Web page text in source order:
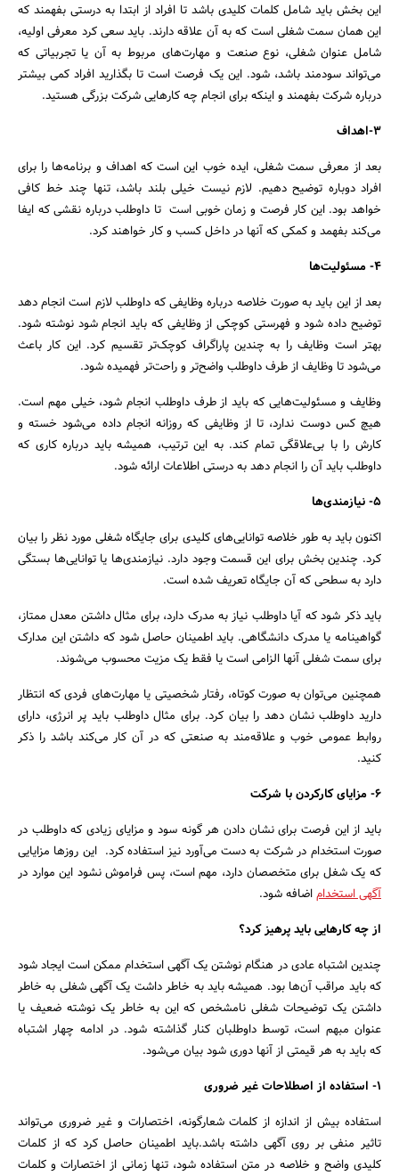
این بخش باید شامل کلمات کلیدی باشد تا افراد از ابتدا به درستی بفهمند که
این همان سمت شغلی است که به آن علاقه دارند. باید سعی کرد معرفی اولیه،
شامل عنوان شغلی، نوع صنعت و مهارت‌های مربوط به آن یا تجربیاتی که
می‌تواند سودمند باشد، شود. این یک فرصت است تا بگذارید افراد کمی بیشتر
درباره شرکت بفهمند و اینکه برای انجام چه کارهایی شرکت بزرگی هستید.
3-اهداف
بعد از معرفی سمت شغلی، ایده خوب این است که اهداف و برنامه‌ها را برای
افراد دوباره توضیح دهیم. لازم نیست خیلی بلند باشد، تنها چند خط کافی
خواهد بود. این کار فرصت و زمان خوبی است تا داوطلب درباره نقشی که ایفا
می‌کند بفهمد و کمکی که آنها در داخل کسب و کار خواهند کرد.
4- مسئولیت‌ها
بعد از این باید به صورت خلاصه درباره وظایفی که داوطلب لازم است انجام دهد
توضیح داده شود و فهرستی کوچکی از وظایفی که باید انجام شود نوشته شود.
بهتر است وظایف را به چندین پاراگراف کوچک‌تر تقسیم کرد. این کار باعث
می‌شود تا وظایف از طرف داوطلب واضح‌تر و راحت‌تر فهمیده شود.
وظایف و مسئولیت‌هایی که باید از طرف داوطلب انجام شود، خیلی مهم است.
هیچ کس دوست ندارد، تا از وظایفی که روزانه انجام داده می‌شود خسته و
کارش را با بی‌علاقگی تمام کند. به این ترتیب، همیشه باید درباره کاری که
داوطلب باید آن را انجام دهد به درستی اطلاعات ارائه شود.
5- نیازمندی‌ها
اکنون باید به طور خلاصه توانایی‌های کلیدی برای جایگاه شغلی مورد نظر را بیان
کرد. چندین بخش برای این قسمت وجود دارد. نیازمندی‌ها یا توانایی‌ها بستگی
دارد به سطحی که آن جایگاه تعریف شده است.
باید ذکر شود که آیا داوطلب نیاز به مدرک دارد، برای مثال داشتن معدل ممتاز،
گواهینامه یا مدرک دانشگاهی. باید اطمینان حاصل شود که داشتن این مدارک
برای سمت شغلی آنها الزامی است یا فقط یک مزیت محسوب می‌شوند.
همچنین می‌توان به صورت کوتاه، رفتار شخصیتی یا مهارت‌های فردی که انتظار
دارید داوطلب نشان دهد را بیان کرد. برای مثال داوطلب باید پر انرژی، دارای
روابط عمومی خوب و علاقه‌مند به صنعتی که در آن کار می‌کند باشد را ذکر
کنید.
6- مزایای کارکردن با شرکت
باید از این فرصت برای نشان دادن هر گونه سود و مزایای زیادی که داوطلب در
صورت استخدام در شرکت به دست می‌آورد نیز استفاده کرد. این روزها مزایایی
که یک شغل برای متخصصان دارد، مهم است، پس فراموش نشود این موارد در
آگهی استخداماضافه شود.
از چه کارهایی باید پرهیز کرد؟
چندین اشتباه عادی در هنگام نوشتن یک آگهی استخدام ممکن است ایجاد شود
که باید مراقب آن‌ها بود. همیشه باید به خاطر داشت یک آگهی شغلی به خاطر
داشتن یک توضیحات شغلی نامشخص که این به خاطر یک نوشته ضعیف یا
عنوان مبهم است، توسط داوطلبان کنار گذاشته شود. در ادامه چهار اشتباه
که باید به هر قیمتی از آنها دوری شود بیان می‌شود.
1- استفاده از اصطلاحات غیر ضروری
استفاده بیش از اندازه از کلمات شعارگونه، اختصارات و غیر ضروری می‌تواند
تاثیر منفی بر روی آگهی داشته باشد.باید اطمینان حاصل کرد که از کلمات
کلیدی واضح و خلاصه در متن استفاده شود، تنها زمانی از اختصارات و کلمات